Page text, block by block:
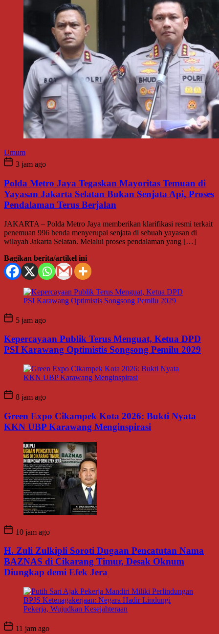
Umum
3 jam ago
Polda Metro Jaya Tegaskan Mayoritas Temuan di
Yayasan Jakarta Selatan Bukan Senjata Api, Proses
Pendalaman Terus Berjalan
JAKARTA – Polda Metro Jaya memberikan klarifikasi resmi terkait
penemuan 996 benda menyerupai senjata di sebuah yayasan di
wilayah Jakarta Selatan. Melalui proses pendalaman yang […]
Bagikan berita/artikel ini
5 jam ago
Kepercayaan Publik Terus Menguat, Ketua DPD
PSI Karawang Optimistis Songsong Pemilu 2029
8 jam ago
Green Expo Cikampek Kota 2026: Bukti Nyata
KKN UBP Karawang Menginspirasi
10 jam ago
H. Zuli Zulkipli Soroti Dugaan Pencatutan Nama
BAZNAS di Cikarang Timur, Desak Oknum
Diungkap demi Efek Jera
11 jam ago